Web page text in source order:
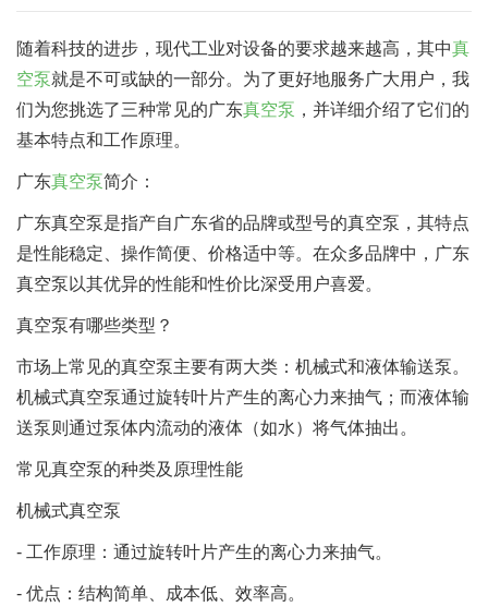
随着科技的进步，现代工业对设备的要求越来越高，其中真
空泵就是不可或缺的一部分。为了更好地服务广大用户，我
们为您挑选了三种常见的广东真空泵 ，并详细介绍了它们的
基本特点和工作原理。
广东真空泵简介：
广东真空泵是指产自广东省的品牌或型号的真空泵，其特点
是性能稳定、操作简便、价格适中等。在众多品牌中，广东
真空泵以其优异的性能和性价比深受用户喜爱。
真空泵有哪些类型？
市场上常见的真空泵主要有两大类：机械式和液体输送泵。
机械式真空泵通过旋转叶片产生的离心力来抽气；而液体输
送泵则通过泵体内流动的液体（如水）将气体抽出。
常见真空泵的种类及原理性能
机械式真空泵
- 工作原理：通过旋转叶片产生的离心力来抽气。
- 优点：结构简单、成本低、效率高。